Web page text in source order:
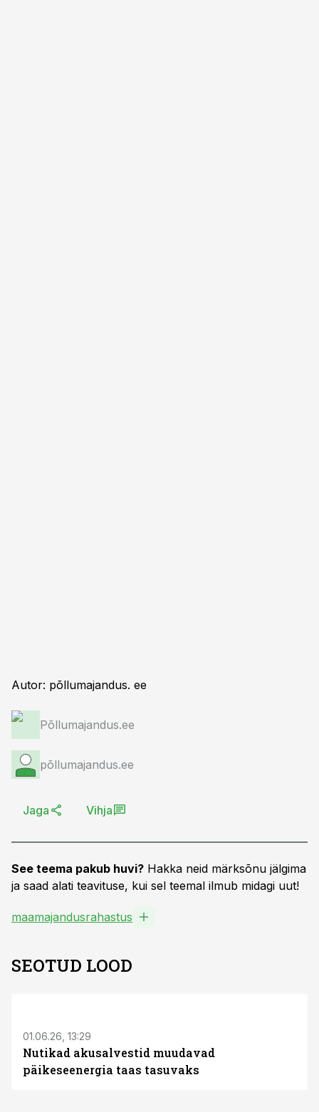
Autor: põllumajandus. ee
Põllumajandus.ee
põllumajandus.ee
Jaga Vihja
See teema pakub huvi? Hakka neid märksõnu jälgima
ja saad alati teavituse, kui sel teemal ilmub midagi uut!
maamajandusrahastus
SEOTUD LOOD
01.06.26, 13:29
Nutikad akusalvestid muudavad
päikeseenergia taas tasuvaks